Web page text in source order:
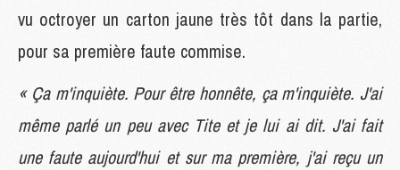
vu octroyer un carton jaune très tôt dans la partie,
pour sa première faute commise.
« Ça m'inquiète. Pour être honnête, ça m'inquiète. J'ai
même parlé un peu avec Tite et je lui ai dit. J'ai fait
une faute aujourd'hui et sur ma première, j'ai reçu un